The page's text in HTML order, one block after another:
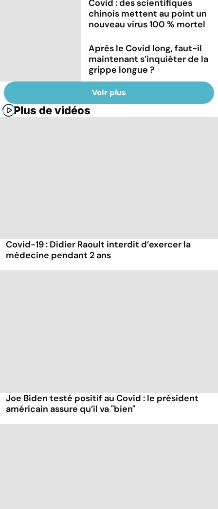
Covid : des scientifiques
chinois mettent au point un
nouveau virus 100 % mortel
Après le Covid long, faut-il
maintenant s’inquiéter de la
grippe longue ?
Voir plus
Plus de vidéos
Covid-19 : Didier Raoult interdit d’exercer la
médecine pendant 2 ans
Joe Biden testé positif au Covid : le président
américain assure qu’il va "bien"